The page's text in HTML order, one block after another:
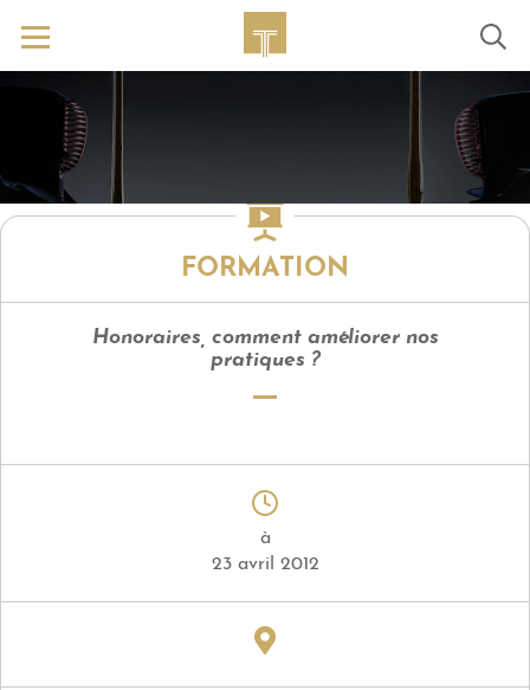
FORMATION
Honoraires, comment améliorer nos
pratiques ?
à
23 avril 2012